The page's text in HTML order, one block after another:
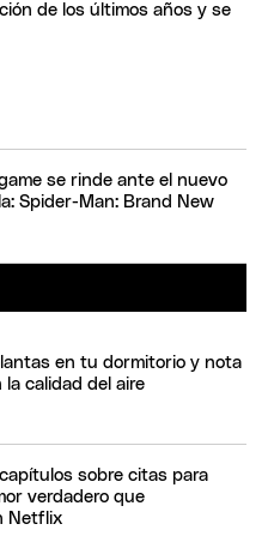
de los últimos años y se
se rinde ante el nuevo
Spider-Man: Brand New
en tu dormitorio y nota
la calidad del aire
sobre citas para
verdadero que
Netflix